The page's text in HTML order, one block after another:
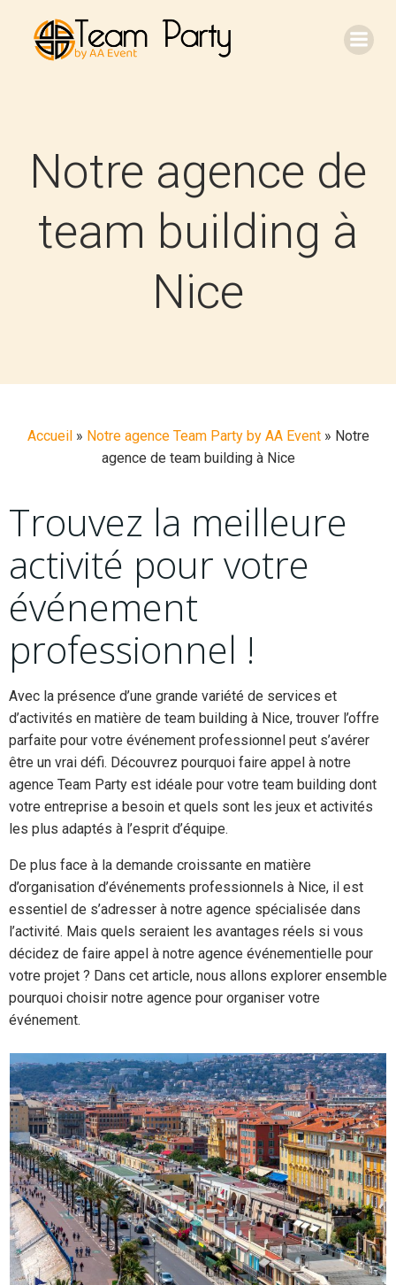
au
contenu
Notre agence de
team building à
Nice
Accueil » Notre agence Team Party by AA Event » Notre
agence de team building à Nice
Trouvez la meilleure
activité pour votre
événement
professionnel !
Avec la présence d’une grande variété de services et
d’activités en matière de team building à Nice, trouver l’offre
parfaite pour votre événement professionnel peut s’avérer
être un vrai défi. Découvrez pourquoi faire appel à notre
agence Team Party est idéale pour votre team building dont
votre entreprise a besoin et quels sont les jeux et activités
les plus adaptés à l’esprit d’équipe.
De plus face à la demande croissante en matière
d’organisation d’événements professionnels à Nice, il est
essentiel de s’adresser à notre agence spécialisée dans
l’activité. Mais quels seraient les avantages réels si vous
décidez de faire appel à notre agence événementielle pour
votre projet ? Dans cet article, nous allons explorer ensemble
pourquoi choisir notre agence pour organiser votre
événement.